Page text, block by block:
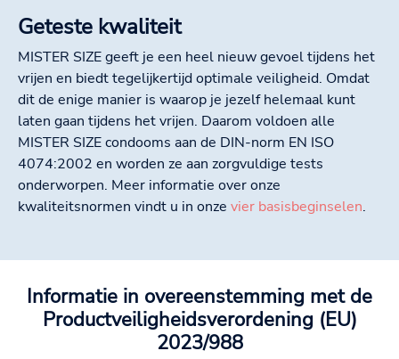
Geteste kwaliteit
MISTER SIZE geeft je een heel nieuw gevoel tijdens het
vrijen en biedt tegelijkertijd optimale veiligheid. Omdat
dit de enige manier is waarop je jezelf helemaal kunt
laten gaan tijdens het vrijen. Daarom voldoen alle
MISTER SIZE condooms aan de DIN-norm EN ISO
4074:2002 en worden ze aan zorgvuldige tests
onderworpen. Meer informatie over onze
kwaliteitsnormen vindt u in onze vier basisbeginselen.
Informatie in overeenstemming met de
Productveiligheidsverordening (EU)
2023/988